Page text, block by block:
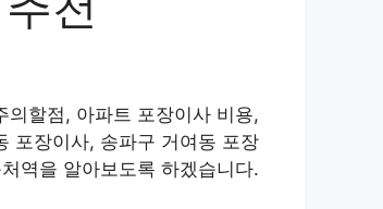
할점, 아파트 포장이사 비용,
포장이사, 송파구 거여동 포장
역을 알아보도록 하겠습니다.